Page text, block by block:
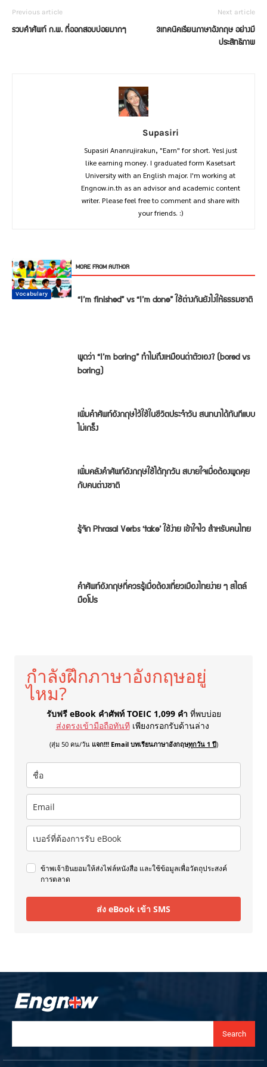
Previous article
รวบคำศัพท์ ก.พ. ที่ออกสอบบ่อยมากๆ
Next article
3เทคนิคเรียนภาษาอังกฤษ อย่างมี
ประสิทธิภาพ
Supasiri
Supasiri Ananrujirakun, "Earn" for short. Yes! just
like earning money. I graduated form Kasetsart
University with an English major. I'm working at
Engnow.in.th as an advisor and academic content
writer. Please feel free to comment and share with
your friends. :)
RELATED ARTICLES MORE FROM AUTHOR
Conversation “I’m finished” vs “I’m done” ใช้ต่างกันยังไงให้ธรรมชาติ
Vocabulary
พูดว่า “I’m boring” ทำไมถึงเหมือนด่าตัวเอง? (bored vs
boring)
Vocabulary
เพิ่มคำศัพท์อังกฤษไว้ใช้ในชีวิตประจำวัน สนทนาได้ทันทีแบบ
ไม่เกร็ง
Vocabulary
เพิ่มคลังคำศัพท์อังกฤษใช้ได้ทุกวัน สบายใจเมื่อต้องพูดคุย
กับคนต่างชาติ
Vocabulary
รู้จัก Phrasal Verbs ‘take’ ใช้ง่าย เข้าใจไว สำหรับคนไทย
Vocabulary
คำศัพท์อังกฤษที่ควรรู้เมื่อต้องเที่ยวเมืองไทยง่าย ๆ สไตล์
มือโปร
กำลังฝึกภาษาอังกฤษอยู่
ไหม?
รับฟรี eBook คำศัพท์ TOEIC 1,099 คำ ที่พบบ่อย
ส่งตรงเข้ามือถือทันที เพียงกรอกรับด้านล่าง
(สุ่ม 50 คน/วัน แจก!!! Email บทเรียนภาษาอังกฤษทุกวัน 1 ปี)
ข้าพเจ้ายินยอมให้ส่งไฟล์หนังสือ และใช้ข้อมูลเพื่อวัตถุประสงค์
การตลาด
ส่ง eBook เข้า SMS
Search